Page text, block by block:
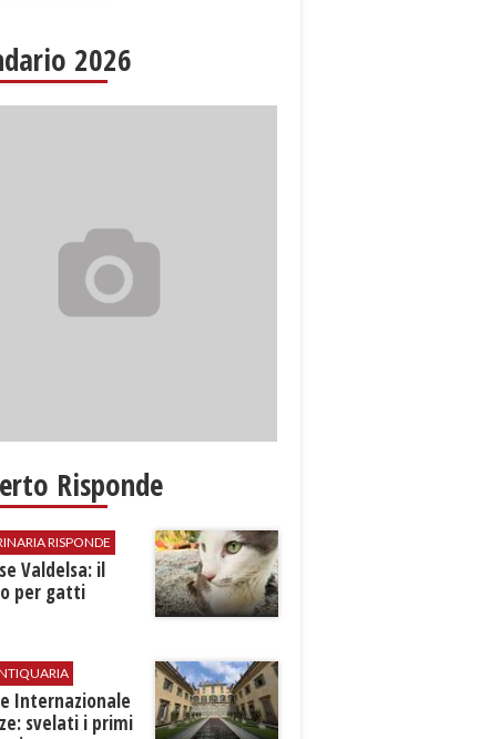
2026
Risponde
RISPONDE
Valdelsa: il
per gatti
Internazionale
svelati i primi